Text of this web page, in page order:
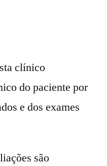
clínico
do paciente por
e dos exames
são